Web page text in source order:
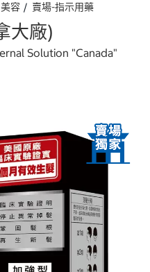
容 賣場-指示用藥
大廠)
Solution "Canada"